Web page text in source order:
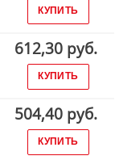
КУПИТЬ
612,30 руб.
КУПИТЬ
504,40 руб.
КУПИТЬ